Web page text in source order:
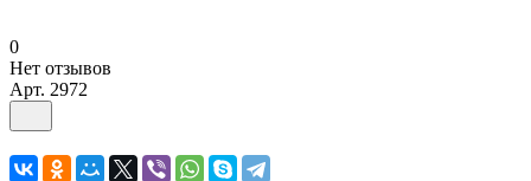
0
Нет отзывов
Арт. 2972